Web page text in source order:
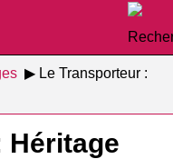
Le Transporteur :
Héritage